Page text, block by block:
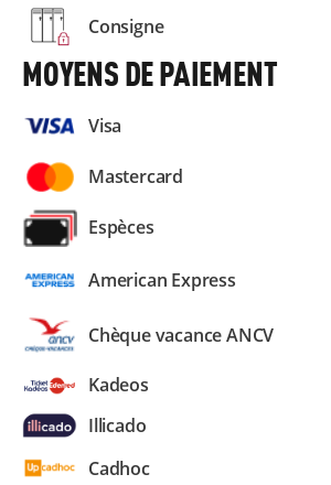
Consigne
MOYENS DE PAIEMENT
Visa
Mastercard
Espèces
American Express
Chèque vacance ANCV
Kadeos
Illicado
Cadhoc